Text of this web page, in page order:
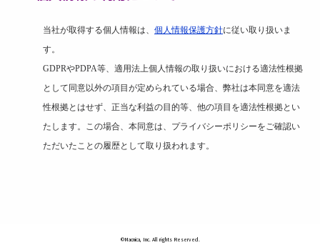
当社が取得する個人情報は、 個人情報保護方針に従い取り扱いま
す。
GDPRやPDPA等、適用法上個人情報の取り扱いにおける適法性根拠
として同意以外の項目が定められている場合、弊社は本同意を適法
性根拠とはせず、正当な利益の目的等、他の項目を適法性根拠とい
たします。この場合、本同意は、プライバシーポリシーをご確認い
ただいたことの履歴として取り扱われます。
©Macnica, Inc. All rights Reserved.